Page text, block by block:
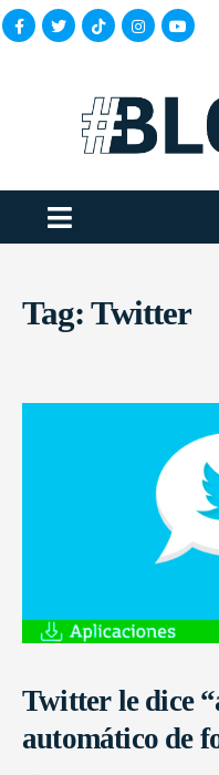
Tag: Twitter
Twitter le dice
automático de